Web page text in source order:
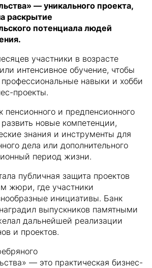
— уникального проекта,
раскрытие
потенциала людей
участники в возрасте
интенсивное обучение, чтобы
профессиональные навыки и хобби
проекты.
пенсионного и предпенсионного
новые компетенции,
знания и инструменты для
дела или дополнительного
период жизни.
публичная защита проектов
жюри, где участники
инициативы. Банк
выпускников памятными
дальнейшей реализации
и проектов.
— это практическая бизнес-